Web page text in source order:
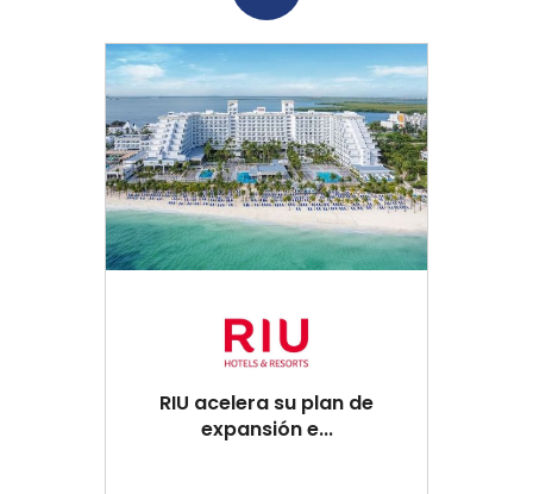
RIU acelera su plan de
expansión e...